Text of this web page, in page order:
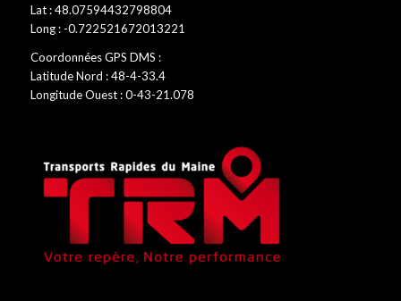
Lat : 48.07594432798804
Long : -0.722521672013221
Coordonnées GPS DMS :
Latitude Nord : 48-4-33.4
Longitude Ouest : 0-43-21.078